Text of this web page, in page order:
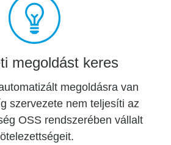
megoldást keres
megoldásra van
szervezete nem teljesíti az
OSS rendszerében vállalt